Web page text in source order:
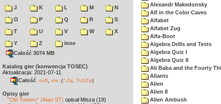
J
K L M
N
O
P Q R
S
T
U V W
X
Y
Z
inne
Całość 3074 MB
Katalog gier (konwencja TOSEC)
Aktualizacja: 2021-07-11
Całość md5 sha (7-Zip TUGZip)
Opisy gier
"Old Towers" (Atari ST) opisał Misza (19)
Alexandr Makedonsky
Alf in the Color Caves
Alfabet
Alfabet Zug
Alfa-Boot
Algebra Drills and Tests
Algebra Quiz I
Algebra Quiz II
Ali Baba and the Fourty
Aliants
Alien
Alien 8
Alien Ambush